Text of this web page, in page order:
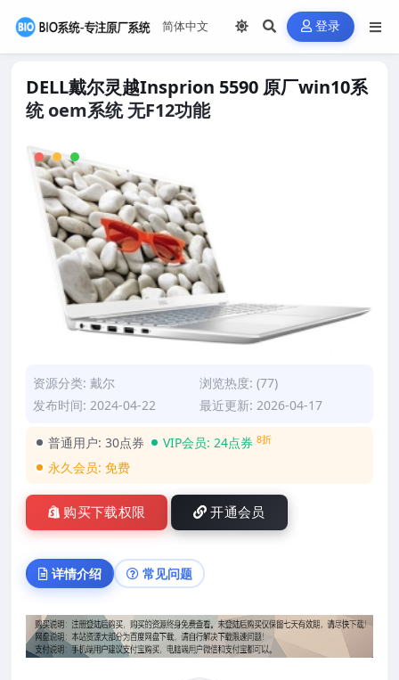
登录
DELL戴尔灵越Insprion 5590 原厂win10系
统 oem系统 无F12功能
资源分类: 戴尔
浏览热度: (77)
发布时间: 2024-04-22
最近更新: 2026-04-17
普通用户: 30点券 VIP会员: 24点券 8折
永久会员: 免费
购买下载权限 开通会员
详情介绍 常见问题